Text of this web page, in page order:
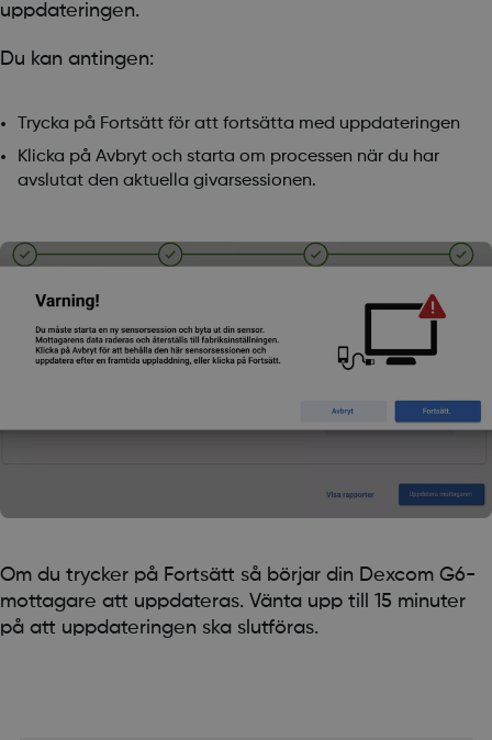
uppdateringen.
Du kan antingen:
Trycka på Fortsätt för att fortsätta med uppdateringen
Klicka på Avbryt och starta om processen när du har
avslutat den aktuella givarsessionen.
Om du trycker på Fortsätt så börjar din Dexcom G6-
mottagare att uppdateras. Vänta upp till 15 minuter
på att uppdateringen ska slutföras.